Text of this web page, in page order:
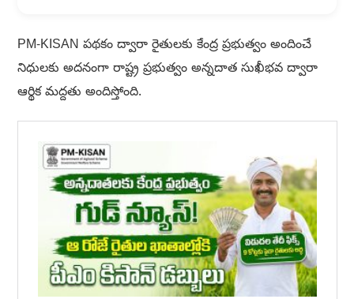
PM-KISAN పథకం ద్వారా రైతులకు కేంద్ర ప్రభుత్వం అందించే
నిధులకు అదనంగా రాష్ట్ర ప్రభుత్వం అన్నదాత సుఖీభవ ద్వారా
ఆర్థిక మద్దతు అందిస్తోంది.